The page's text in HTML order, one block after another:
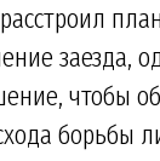
заезда,
чтобы
борьбы